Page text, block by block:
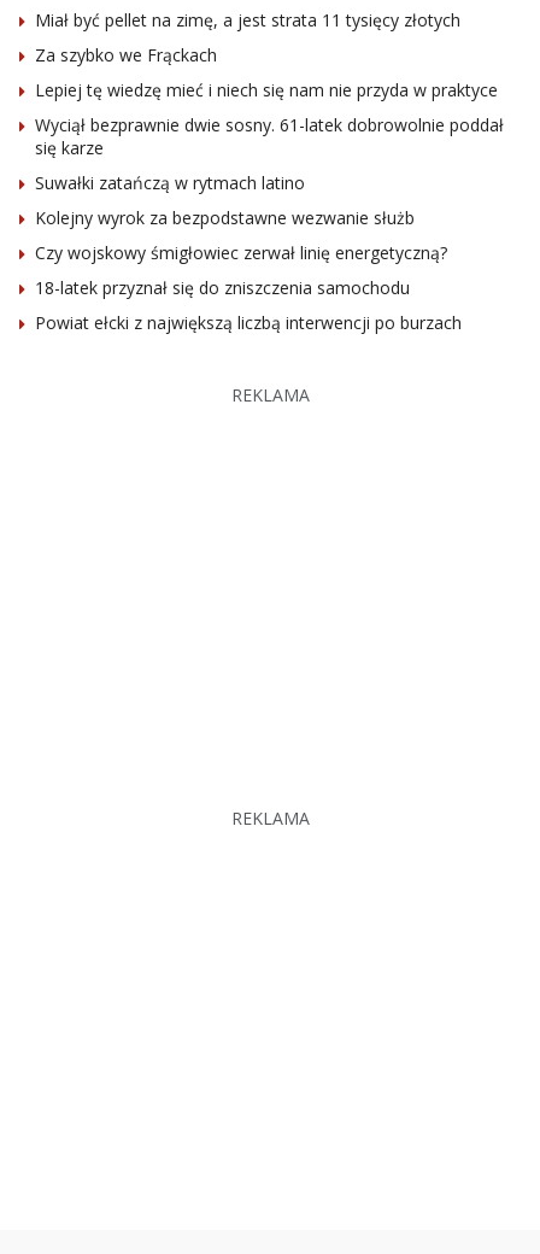
Miał być pellet na zimę, a jest strata 11 tysięcy złotych
Za szybko we Frąckach
Lepiej tę wiedzę mieć i niech się nam nie przyda w praktyce
Wyciął bezprawnie dwie sosny. 61-latek dobrowolnie poddał
się karze
Suwałki zatańczą w rytmach latino
Kolejny wyrok za bezpodstawne wezwanie służb
Czy wojskowy śmigłowiec zerwał linię energetyczną?
18-latek przyznał się do zniszczenia samochodu
Powiat ełcki z największą liczbą interwencji po burzach
REKLAMA
REKLAMA